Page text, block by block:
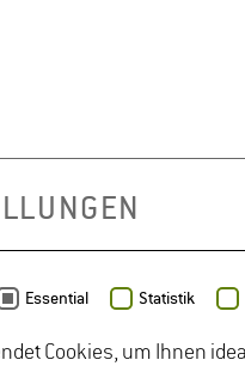
JOBPORTAL FÜR
Essential Statistik
Cookies, um Ihnen